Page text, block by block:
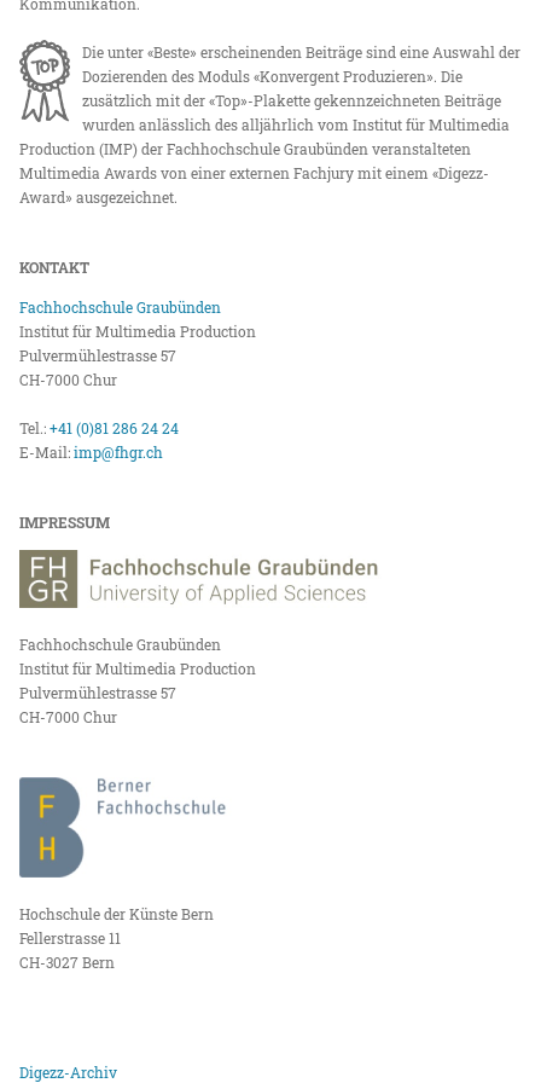
Die unter «Beste» erscheinenden Beiträge sind eine Auswahl der
Dozierenden des Moduls «Konvergent Produzieren». Die
zusätzlich mit der «Top»-Plakette gekennzeichneten Beiträge
wurden anlässlich des alljährlich vom Institut für Multimedia
Production (IMP) der Fachhochschule Graubünden veranstalteten
Multimedia Awards von einer externen Fachjury mit einem «Digezz-
Award» ausgezeichnet.
KONTAKT
Fachhochschule Graubünden
Institut für Multimedia Production
Pulvermühlestrasse 57
CH-7000 Chur
Tel.:+41 (0)81 286 24 24
E-Mail:imp@fhgr.ch
IMPRESSUM
Fachhochschule Graubünden
Institut für Multimedia Production
Pulvermühlestrasse 57
CH-7000 Chur
Hochschule der Künste Bern
Fellerstrasse 11
CH-3027 Bern
Digezz-Archiv